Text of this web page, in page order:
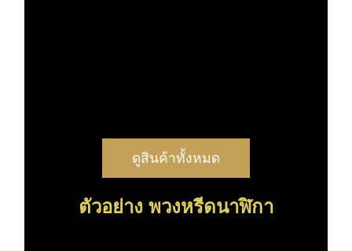
ดูสินค้าทั้งหมด
ตัวอย่าง พวงหรีดนาฬิกา